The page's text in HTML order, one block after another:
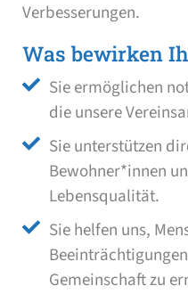
Verbesserungen.
Was bewirken
Sie ermöglichen
die unsere
Sie unterstützen
Bewohner*innen
Lebensqualität.
Sie helfen uns,
Gemeinschaft zu